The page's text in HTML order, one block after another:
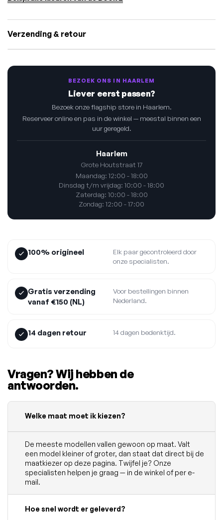
Verzending & retour
BEZOEK ONS IN HAARLEM
Liever eerst passen?
Bezoek onze flagship store in Haarlem.
Reserveer online en pas in de winkel — meestal binnen een
uur geregeld.
Haarlem
Grote Houtstraat 17
Maandag: 12:00 - 18:00
Dinsdag t/m vrijdag: 10:00 - 18:00
Zaterdag: 10:00 - 18:00
Zondag: 12:00 - 17:00
100% origineel
Elk paar gecontroleerd door
onze specialisten.
Gratis verzending
vanaf €150 (NL)
Voor bestellingen binnen
Nederland.
14 dagen retour 14 dagen bedenktijd.
Vragen? Wij hebben de
antwoorden.
Welke maat moet ik kiezen?
De meeste modellen vallen gewoon op maat. Valt
een model kleiner of groter, dan staat dat direct bij de
maatkiezer op deze pagina. Twijfel je? Onze
specialisten helpen je graag — in de winkel of per e-
mail.
Hoe snel wordt er geleverd?